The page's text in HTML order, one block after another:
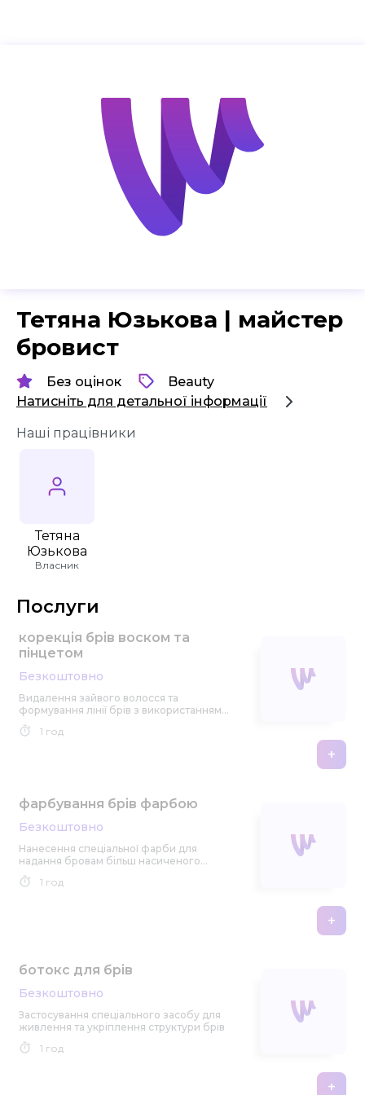
Тетяна Юзькова | майстер
бровист
Без оцінок
Beauty
Натисніть для детальної інформації
Наші працівники
Тетяна
Юзькова
Власник
Послуги
корекція брів воском та
пінцетом
Безкоштовно
Видалення зайвого волосся та
формування лінії брів з використанням
воску та пінцета
1 год
+
фарбування брів фарбою
Безкоштовно
Нанесення спеціальної фарби для
надання бровам більш насиченого
кольору
1 год
+
ботокс для брів
Безкоштовно
Застосування спеціального засобу для
живлення та укріплення структури брів
1 год
+